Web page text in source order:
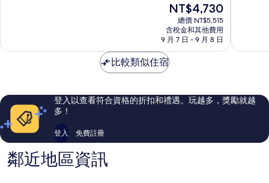
店
下
飯
鹽
區
夠
評
論
現
價
格
為
NT$4,730
NT$4,730
總價 NT$5,515
含稅金和其他費用
9 月 7 日 - 9 月 8 日
夠
評
論
比較類似住宿
登入以查看符合資格的折扣和禮遇。玩越多，獎勵就越
多！
登入 免費註冊
鄰近地區資訊